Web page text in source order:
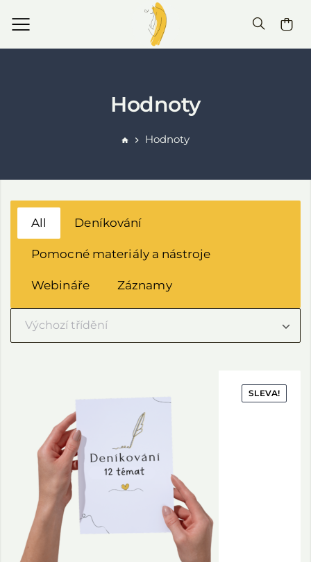
Hodnoty
Hodnoty
All Deníkování
Pomocné materiály a nástroje
Webináře Záznamy
SLEVA!